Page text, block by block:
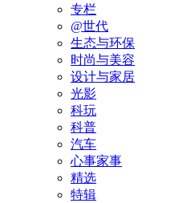
专栏
@世代
生态与环保
时尚与美容
设计与家居
光影
科玩
科普
汽车
心事家事
精选
特辑